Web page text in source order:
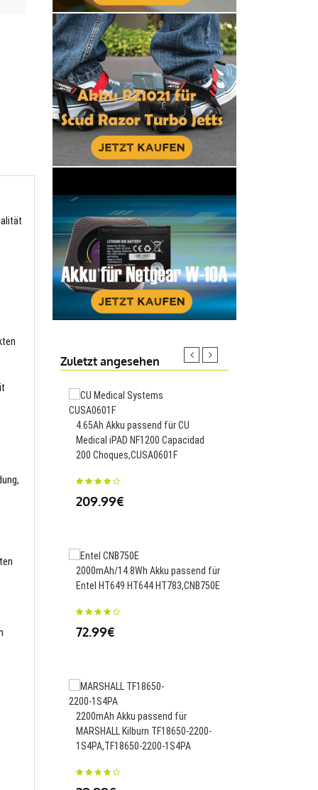
Zuletzt angesehen
4.65Ah Akku passend für CU
Medical iPAD NF1200 Capacidad
200 Choques,CUSA0601F
209.99€
2000mAh/14.8Wh Akku passend für
Entel HT649 HT644 HT783,CNB750E
72.99€
2200mAh Akku passend für
MARSHALL Kilburn TF18650-2200-
1S4PA,TF18650-2200-1S4PA